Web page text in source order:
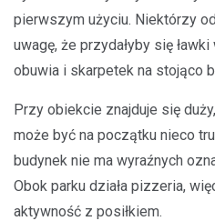
pierwszym użyciu. Niektórzy
uwagę, że przydałyby się
obuwia i skarpetek na stojąco
Przy obiekcie znajduje się
może być na początku nieco
budynek nie ma wyraźnych
Obok parku działa pizzeria,
aktywność z posiłkiem.